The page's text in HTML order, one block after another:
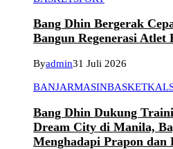
Bang Dhin Bergerak
Bangun Regenerasi Atlet
Byadmin31 Juli 2026
BANJARMASINBASKET
Bang Dhin Dukung
Dream City di Manila,
Menghadapi Prapon dan